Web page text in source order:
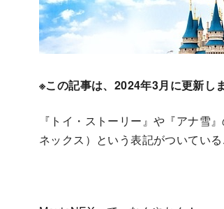
※この記事は、2024年3月に更新し
『トイ・ストーリー』や『アナ雪
ネックス）という表記がついている